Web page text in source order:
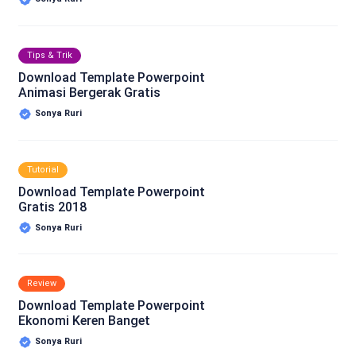
Tips & Trik
Download Template Powerpoint
Animasi Bergerak Gratis
Sonya Ruri
Tutorial
Download Template Powerpoint
Gratis 2018
Sonya Ruri
Review
Download Template Powerpoint
Ekonomi Keren Banget
Sonya Ruri